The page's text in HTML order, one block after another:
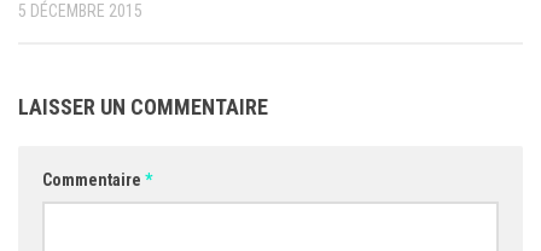
5 DÉCEMBRE 2015
LAISSER UN COMMENTAIRE
Commentaire *